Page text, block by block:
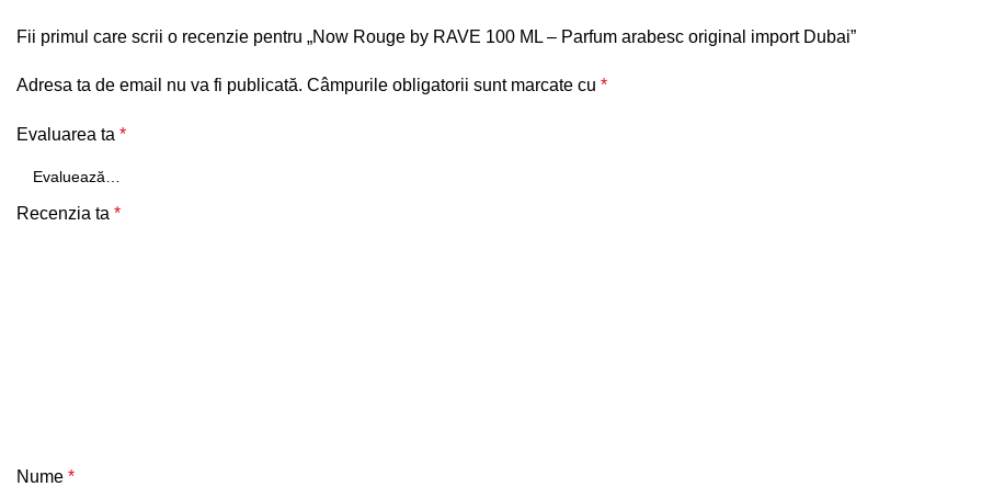
Fii primul care scrii o recenzie pentru „Now Rouge by RAVE 100 ML – Parfum arabesc original import Dubai”
Adresa ta de email nu va fi publicată. Câmpurile obligatorii sunt marcate cu *
Evaluarea ta *
Recenzia ta *
Nume *